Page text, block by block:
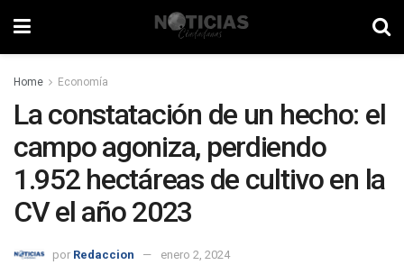
Home Economía
La constatación de un hecho: el
campo agoniza, perdiendo
1.952 hectáreas de cultivo en la
CV el año 2023
por Redaccion enero 2, 2024